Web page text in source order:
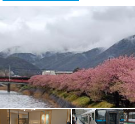
清
津
・
藤
枝
御
殿